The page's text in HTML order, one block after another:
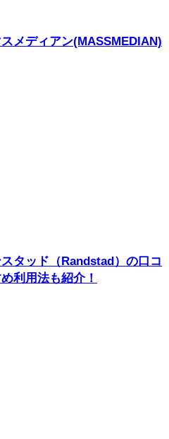
スメディアン(MASSMEDIAN)
スタッド（Randstad）の口コ
利用法も紹介！